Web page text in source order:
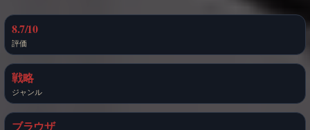
8.7/10
評価
戦略
ジャンル
ブラウザ